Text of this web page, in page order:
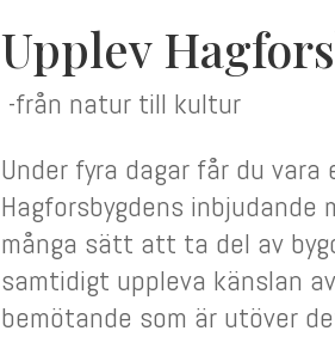
Upplev
-från natur till kultur
Under fyra dagar får du vara
Hagforsbygdens inbjudande
många sätt att ta del av
samtidigt uppleva känslan
bemötande som är utöver